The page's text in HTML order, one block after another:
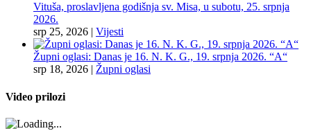
Vituša, proslavljena godišnja sv. Misa, u subotu, 25. srpnja
2026.
srp 25, 2026 | Vijesti
Župni oglasi: Danas je 16. N. K. G., 19. srpnja 2026. “A“
srp 18, 2026 | Župni oglasi
Video prilozi